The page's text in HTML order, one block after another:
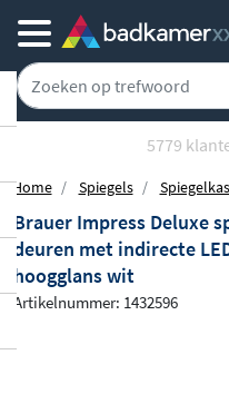
5779
Home Spiegels
Brauer Impress Deluxe
deuren met indirecte
hoogglans wit
Artikelnummer: 1432596